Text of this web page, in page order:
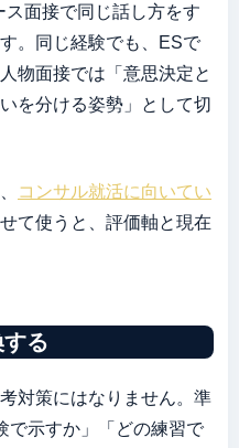
面接で同じ話し方をす
。同じ経験でも、ESで
物面接では「意思決定と
を分ける姿勢」として切
コンサル就活に向いてい
て使うと、評価軸と現在
る
対策にはなりません。準
で示すか」「どの練習で